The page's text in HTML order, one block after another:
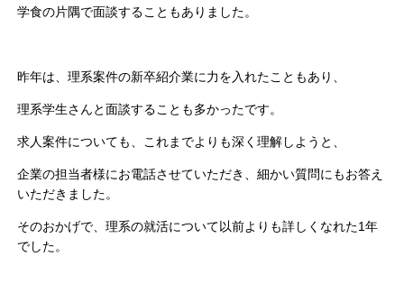
学食の片隅で面談することもありました。
昨年は、理系案件の新卒紹介業に力を入れたこともあり、
理系学生さんと面談することも多かったです。
求人案件についても、これまでよりも深く理解しようと、
企業の担当者様にお電話させていただき、細かい質問にもお答え
いただきました。
そのおかげで、理系の就活について以前よりも詳しくなれた1年
でした。